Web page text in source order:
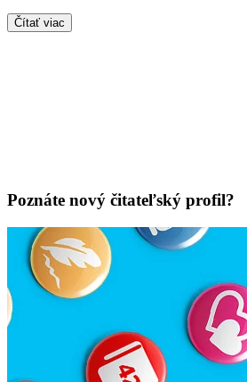
Čítať viac
Poznáte nový čitateľský profil?